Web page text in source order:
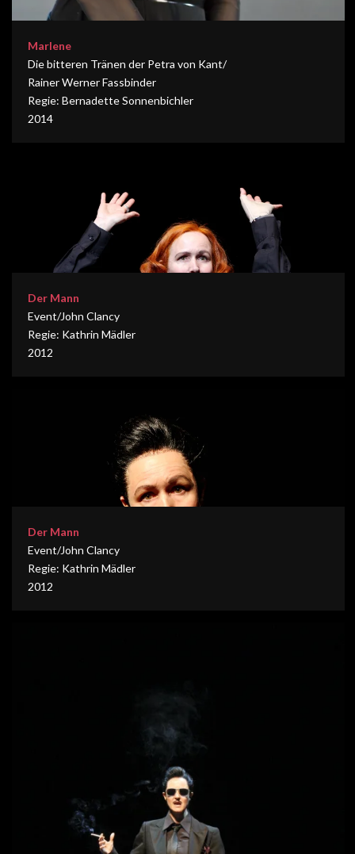
Marlene
Die bitteren Tränen der Petra von Kant/
Rainer Werner Fassbinder
Regie: Bernadette Sonnenbichler
2014
Der Mann
Event/John Clancy
Regie: Kathrin Mädler
2012
Der Mann
Event/John Clancy
Regie: Kathrin Mädler
2012